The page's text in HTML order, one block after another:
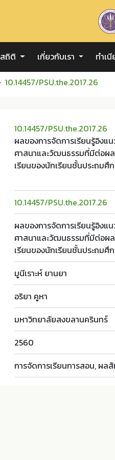
สถิติ เกี่ยวกับเรา ทำเ
10.14457/PSU.the.2017.26
10.14457/PSU.the.2017.26
ผลของการจัดการเรียนรู้อิง
ศาสนาและวัฒนธรรมที่มีต่อผ
เรียนของนักเรียนชั้นประถมศึ
10.14457/PSU.the.2017.26
ผลของการจัดการเรียนรู้อิง
ศาสนาและวัฒนธรรมที่มีต่อผ
เรียนของนักเรียนชั้นประถมศึ
มูนีเราะห์ ยานยา
อริยา คูหา
มหาวิทยาลัยสงขลานครินทร์
2560
การจัดการเรียนการสอน, ผ